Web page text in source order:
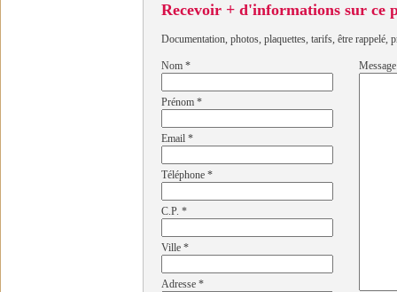
Recevoir + d'informations sur ce
Documentation, photos, plaquettes, tarifs, être rappelé,
Nom *
Prénom *
Email *
Téléphone *
C.P. *
Ville *
Adresse *
Message